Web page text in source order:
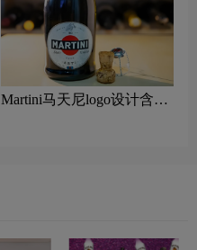
Martini马天尼logo设计含义